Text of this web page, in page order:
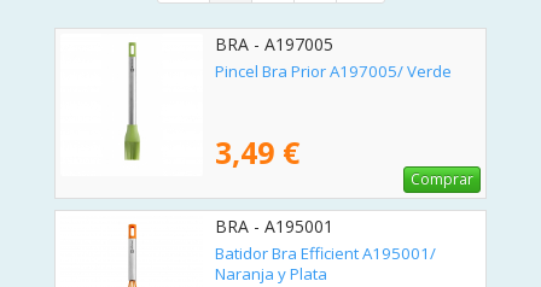
BRA - A197005
Pincel Bra Prior A197005/ Verde
3,49 €
Comprar
BRA - A195001
Batidor Bra Efficient A195001/
Naranja y Plata